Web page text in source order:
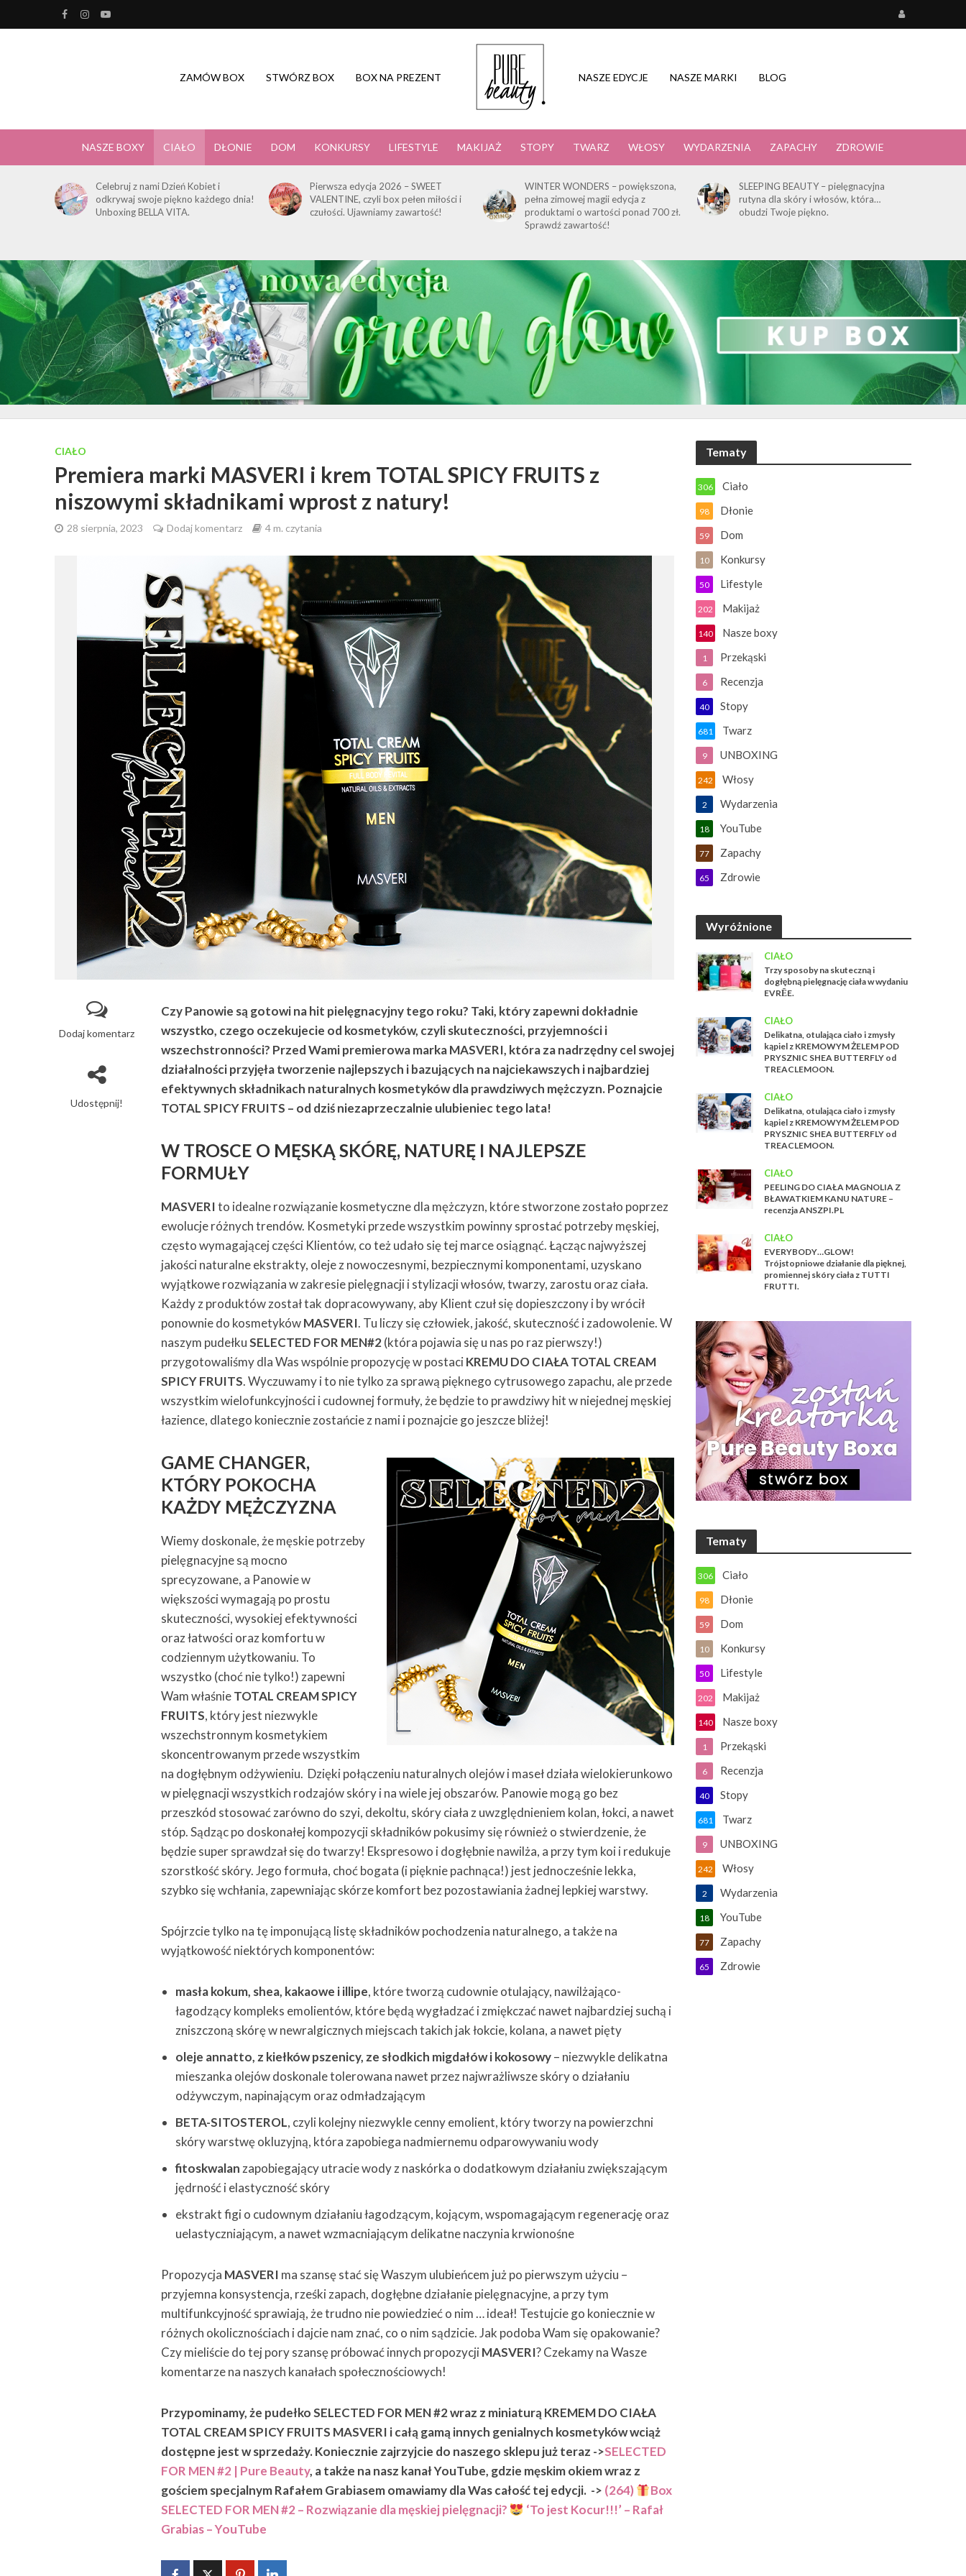
ZAMÓW BOX STWÓRZ BOX BOX NA PREZENT NASZE EDYCJE NASZE MARKI BLOG
NASZE BOXY CIAŁO DŁONIE DOM KONKURSY LIFESTYLE MAKIJAŻ STOPY TWARZ WŁOSY WYDARZENIA ZAPACHY ZDROWIE
Celebruj z nami Dzień Kobiet i
odkrywaj swoje piękno każdego dnia!
Unboxing BELLA VITA.
Pierwsza edycja 2026 – SWEET
VALENTINE, czyli box pełen miłości i
czułości. Ujawniamy zawartość!
WINTER WONDERS – powiększona,
pełna zimowej magii edycja z
produktami o wartości ponad 700 zł.
Sprawdź zawartość!
SLEEPING BEAUTY – pielęgnacyjna
rutyna dla skóry i włosów, która…
obudzi Twoje piękno.
CIAŁO
Premiera marki MASVERI i krem TOTAL SPICY FRUITS z
niszowymi składnikami wprost z natury!
28 sierpnia, 2023 Dodaj komentarz 4 m. czytania
Dodaj komentarz
Udostępnij!
Czy Panowie są gotowi na hit pielęgnacyjny tego roku? Taki, który zapewni dokładnie
wszystko, czego oczekujecie od kosmetyków, czyli skuteczności, przyjemności i
wszechstronności? Przed Wami premierowa marka MASVERI, która za nadrzędny cel swojej
działalności przyjęła tworzenie najlepszych i bazujących na najciekawszych i najbardziej
efektywnych składnikach naturalnych kosmetyków dla prawdziwych mężczyzn. Poznajcie
TOTAL SPICY FRUITS – od dziś niezaprzeczalnie ulubieniec tego lata!
W TROSCE O MĘSKĄ SKÓRĘ, NATURĘ I NAJLEPSZE
FORMUŁY
MASVERIto idealne rozwiązanie kosmetyczne dla mężczyzn, które stworzone zostało poprzez
ewolucje różnych trendów. Kosmetyki przede wszystkim powinny sprostać potrzeby męskiej,
często wymagającej części Klientów, co też udało się tej marce osiągnąć. Łącząc najwyższej
jakości naturalne ekstrakty, oleje z nowoczesnymi, bezpiecznymi komponentami, uzyskano
wyjątkowe rozwiązania w zakresie pielęgnacji i stylizacji włosów, twarzy, zarostu oraz ciała.
Każdy z produktów został tak dopracowywany, aby Klient czuł się dopieszczony i by wrócił
ponownie do kosmetykówMASVERI. Tu liczy się człowiek, jakość, skuteczność i zadowolenie. W
naszym pudełkuSELECTED FOR MEN#2(która pojawia się u nas po raz pierwszy!)
przygotowaliśmy dla Was wspólnie propozycję w postaciKREMU DO CIAŁA TOTAL CREAM
SPICY FRUITS. Wyczuwamy i to nie tylko za sprawą pięknego cytrusowego zapachu, ale przede
wszystkim wielofunkcyjności i cudownej formuły, że będzie to prawdziwy hit w niejednej męskiej
łazience, dlatego koniecznie zostańcie z nami i poznajcie go jeszcze bliżej!
GAME CHANGER,
KTÓRY POKOCHA
KAŻDY MĘŻCZYZNA
Wiemy doskonale, że męskie potrzeby
pielęgnacyjne są mocno
sprecyzowane, a Panowie w
większości wymagają po prostu
skuteczności, wysokiej efektywności
oraz łatwości oraz komfortu w
codziennym użytkowaniu. To
wszystko (choć nie tylko!) zapewni
Wam właśnieTOTAL CREAM SPICY
FRUITS, który jest niezwykle
wszechstronnym kosmetykiem
skoncentrowanym przede wszystkim
na dogłębnym odżywieniu. Dzięki połączeniu naturalnych olejów i maseł działa wielokierunkowo
w pielęgnacji wszystkich rodzajów skóry i na wiele jej obszarów. Panowie mogą go bez
przeszkód stosować zarówno do szyi, dekoltu, skóry ciała z uwzględnieniem kolan, łokci, a nawet
stóp. Sądząc po doskonałej kompozycji składników pokusimy się również o stwierdzenie, że
będzie super sprawdzał się do twarzy! Ekspresowo i dogłębnie nawilża, a przy tym koi i redukuje
szorstkość skóry. Jego formuła, choć bogata (i pięknie pachnąca!) jest jednocześnie lekka,
szybko się wchłania, zapewniając skórze komfort bez pozostawiania żadnej lepkiej warstwy.
Spójrzcie tylko na tę imponującą listę składników pochodzenia naturalnego, a także na
wyjątkowość niektórych komponentów:
masła kokum, shea, kakaowe i illipe, które tworzą cudownie otulający, nawilżająco-
łagodzący kompleks emolientów, które będą wygładzać i zmiękczać nawet najbardziej suchą i
zniszczoną skórę w newralgicznych miejscach takich jak łokcie, kolana, a nawet pięty
oleje annatto, z kiełków pszenicy, ze słodkich migdałów i kokosowy– niezwykle delikatna
mieszanka olejów doskonale tolerowana nawet przez najwrażliwsze skóry o działaniu
odżywczym, napinającym oraz odmładzającym
BETA-SITOSTEROL, czyli kolejny niezwykle cenny emolient, który tworzy na powierzchni
skóry warstwę okluzyjną, która zapobiega nadmiernemu odparowywaniu wody
fitoskwalanzapobiegający utracie wody z naskórka o dodatkowym działaniu zwiększającym
jędrność i elastyczność skóry
ekstrakt figi o cudownym działaniu łagodzącym, kojącym, wspomagającym regenerację oraz
uelastyczniającym, a nawet wzmacniającym delikatne naczynia krwionośne
Propozycja MASVERI ma szansę stać się Waszym ulubieńcem już po pierwszym użyciu –
przyjemna konsystencja, rześki zapach, dogłębne działanie pielęgnacyjne, a przy tym
multifunkcyjność sprawiają, że trudno nie powiedzieć o nim … ideał! Testujcie go koniecznie w
różnych okolicznościach i dajcie nam znać, co o nim sądzicie. Jak podoba Wam się opakowanie?
Czy mieliście do tej pory szansę próbować innych propozycjiMASVERI? Czekamy na Wasze
komentarze na naszych kanałach społecznościowych!
Przypominamy, że pudełko SELECTED FOR MEN #2 wraz z miniaturą KREMEM DO CIAŁA
TOTAL CREAM SPICY FRUITS MASVERI i całą gamą innych genialnych kosmetyków wciąż
dostępne jest w sprzedaży. Koniecznie zajrzyjcie do naszego sklepu już teraz ->SELECTED
FOR MEN #2 | Pure Beauty, a także na nasz kanał YouTube, gdzie męskim okiem wraz z
gościem specjalnym Rafałem Grabiasem omawiamy dla Was całość tej edycji. -> (264)
Box
SELECTED FOR MEN #2 – Rozwiązanie dla męskiej pielęgnacji?
‘To jest Kocur!!!’ – Rafał
Grabias – YouTube
Tematy
Ciało
306
Dłonie
98
Dom
59
Konkursy
10
Lifestyle
50
Makijaż
202
Nasze boxy
140
Przekąski
1
Recenzja
6
Stopy
40
Twarz
681
UNBOXING
9
Włosy
242
Wydarzenia
2
YouTube
18
Zapachy
77
Zdrowie
65
Wyróżnione
CIAŁO
Trzy sposoby na skuteczną i
dogłębną pielęgnację ciała w wydaniu
EVRĒE.
CIAŁO
Delikatna, otulająca ciało i zmysły
kąpiel z KREMOWYM ŻELEM POD
PRYSZNIC SHEA BUTTERFLY od
TREACLEMOON.
CIAŁO
Delikatna, otulająca ciało i zmysły
kąpiel z KREMOWYM ŻELEM POD
PRYSZNIC SHEA BUTTERFLY od
TREACLEMOON.
CIAŁO
PEELING DO CIAŁA MAGNOLIA Z
BŁAWATKIEM KANU NATURE –
recenzja ANSZPI.PL
CIAŁO
EVERYBODY…GLOW!
Trójstopniowe działanie dla pięknej,
promiennej skóry ciała z TUTTI
FRUTTI.
Tematy
Ciało
306
Dłonie
98
Dom
59
Konkursy
10
Lifestyle
50
Makijaż
202
Nasze boxy
140
Przekąski
1
Recenzja
6
Stopy
40
Twarz
681
UNBOXING
9
Włosy
242
Wydarzenia
2
YouTube
18
Zapachy
77
Zdrowie
65